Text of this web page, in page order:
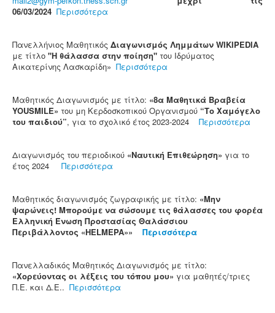
06/03/2024 Περισσότερα
Πανελλήνιος Μαθητικός Διαγωνισμός Λημμάτων WIKIPEDIA
με τίτλο "Η θάλασσα στην ποίηση" του Ιδρύματος
Αικατερίνης Λασκαρίδη» Περισσότερα
Μαθητικός Διαγωνισμός με τίτλο: «8α Μαθητικά Βραβεία
YOUSMILE» του μη Κερδοσκοπικού Οργανισμού “Το Χαμόγελο
του παιδιού”, για το σχολικό έτος 2023-2024 Περισσότερα
Διαγωνισμός του περιοδικού «Ναυτική Επιθεώρηση» για το
έτος 2024
Περισσότερα
Μαθητικός διαγωνισμός ζωγραφικής με τίτλο: «Μην
ψαρώνεις! Μπορούμε να σώσουμε τις θάλασσες του φορέα
Ελληνική Ένωση Προστασίας Θαλάσσιου
Περιβάλλοντος «HELMEPA»» Περισσότερα
Πανελλαδικός Μαθητικός Διαγωνισμός με τίτλο:
«Χορεύοντας οι λέξεις του τόπου μου» για μαθητές/τριες
Π.Ε. και Δ.Ε.. Περισσότερα